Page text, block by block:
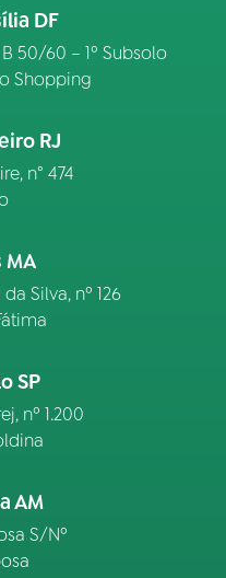
DF
50/60 – 1º Subsolo
Shopping
RJ
n° 474
MA
Silva, nº 126
SP
nº 1.200
AM
S/Nº